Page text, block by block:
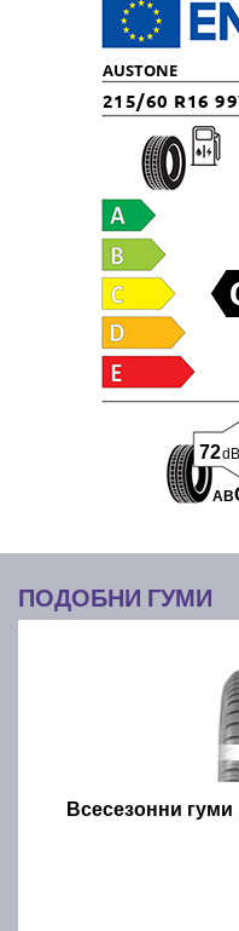
AUSTONE
215/60 R16
AB
72dB
ПОДОБНИ ГУМИ
Всесезонни гуми